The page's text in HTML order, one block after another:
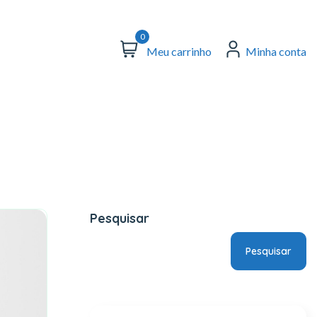
0
Meu carrinho Minha conta
Pesquisar
Pesquisar